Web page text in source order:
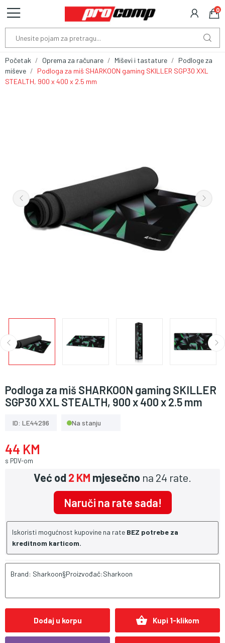
0
Početak Oprema za računare Miševi i tastature
Podloge za
miševe
Podloga za miš SHARKOON gaming SKILLER SGP30 XXL
STEALTH, 900 x 400 x 2.5 mm
Podloga za miš SHARKOON gaming SKILLER
SGP30 XXL STEALTH, 900 x 400 x 2.5 mm
ID: LE44296 Na stanju
44 KM
s PDV-om
Već od2 KM mjesečno na 24 rate.
Naruči na rate sada!
Iskoristi mogućnost kupovine na rate BEZ potrebe za
kreditnom karticom.
Brand: Sharkoon§Proizvođač:Sharkoon
Dodaj u korpu shopping_basket Kupi 1-klikom